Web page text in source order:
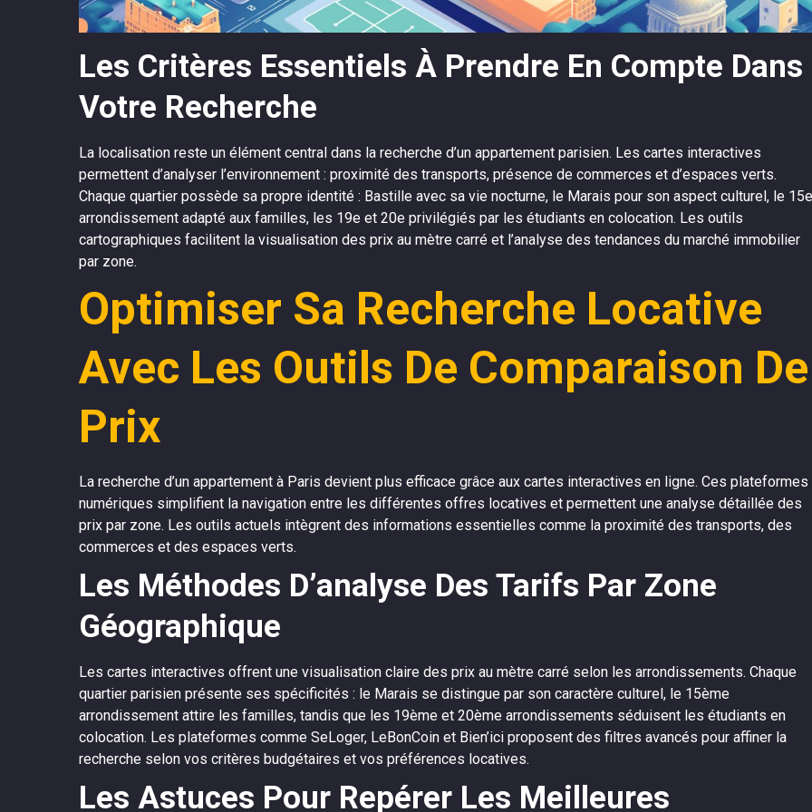
Les Critères Essentiels À Prendre En Compte Dans
Votre Recherche
La localisation reste un élément central dans la recherche d’un appartement parisien. Les cartes interactives
permettent d’analyser l’environnement : proximité des transports, présence de commerces et d’espaces verts.
Chaque quartier possède sa propre identité : Bastille avec sa vie nocturne, le Marais pour son aspect culturel, le 15e
arrondissement adapté aux familles, les 19e et 20e privilégiés par les étudiants en colocation. Les outils
cartographiques facilitent la visualisation des prix au mètre carré et l’analyse des tendances du marché immobilier
par zone.
Optimiser Sa Recherche Locative
Avec Les Outils De Comparaison De
Prix
La recherche d’un appartement à Paris devient plus efficace grâce aux cartes interactives en ligne. Ces plateformes
numériques simplifient la navigation entre les différentes offres locatives et permettent une analyse détaillée des
prix par zone. Les outils actuels intègrent des informations essentielles comme la proximité des transports, des
commerces et des espaces verts.
Les Méthodes D’analyse Des Tarifs Par Zone
Géographique
Les cartes interactives offrent une visualisation claire des prix au mètre carré selon les arrondissements. Chaque
quartier parisien présente ses spécificités : le Marais se distingue par son caractère culturel, le 15ème
arrondissement attire les familles, tandis que les 19ème et 20ème arrondissements séduisent les étudiants en
colocation. Les plateformes comme SeLoger, LeBonCoin et Bien’ici proposent des filtres avancés pour affiner la
recherche selon vos critères budgétaires et vos préférences locatives.
Les Astuces Pour Repérer Les Meilleures